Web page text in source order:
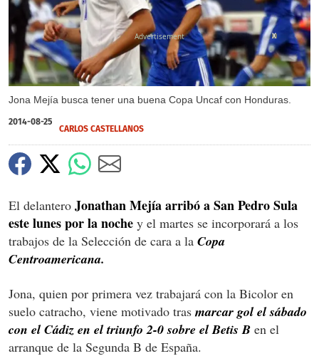
Jona Mejía busca tener una buena Copa Uncaf con Honduras.
X
2014-08-25
CARLOS CASTELLANOS
El delantero Jonathan Mejía arribó a San Pedro Sula
este lunes por la noche y el martes se incorporará a los
trabajos de la Selección de cara a la Copa
Centroamericana.
Jona, quien por primera vez trabajará con la Bicolor en
suelo catracho, viene motivado tras marcar gol el sábado
con el Cádiz en el triunfo 2-0 sobre el Betis B en el
arranque de la Segunda B de España.